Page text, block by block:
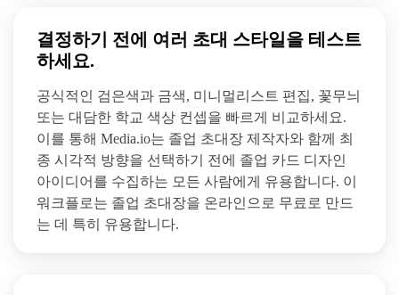
결정하기 전에 여러 초대 스타일을 테스트
하세요.
공식적인 검은색과 금색, 미니멀리스트 편집, 꽃무늬
또는 대담한 학교 색상 컨셉을 빠르게 비교하세요.
이를 통해 Media.io는 졸업 초대장 제작자와 함께 최
종 시각적 방향을 선택하기 전에 졸업 카드 디자인
아이디어를 수집하는 모든 사람에게 유용합니다. 이
워크플로는 졸업 초대장을 온라인으로 무료로 만드
는 데 특히 유용합니다.